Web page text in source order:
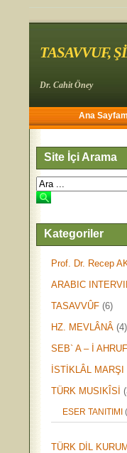
TASAVVUF,
Dr. Cahit Öney
Ana Sayfam
Site İçi Arama
Kategoriler
Prof. Dr. Recep
ARABIC
TASAVVÛF (6)
HZ. MEVLÂNÂ (4)
SEB` A – İ AHRUF
İSTİKLÂL MARŞI
TÜRK MUSIKÎSİ
ESER TANITIMI
TÜRK DİL